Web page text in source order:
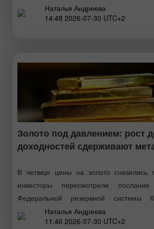
потерял 6,5% после внутридневного
13%, акции
Наталья Андреева
14:48 2026-07-30 UTC+2
Золото под давлением: рост
доходностей сдерживают
В четверг цены на золото снизились
инвесторы пересмотрели послание
Федеральной резервной системы
несмотря на паузу в монетарной
инфляции и укрепление доллара
Наталья Андреева
11:46 2026-07-30 UTC+2